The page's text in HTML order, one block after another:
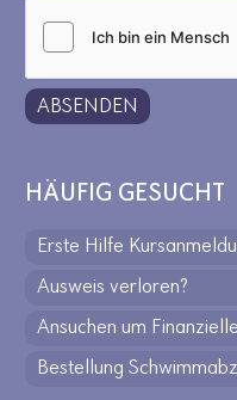
ABSENDEN
HÄUFIG GESUCHT
Erste Hilfe
Ausweis verloren?
Ansuchen um
Bestellung